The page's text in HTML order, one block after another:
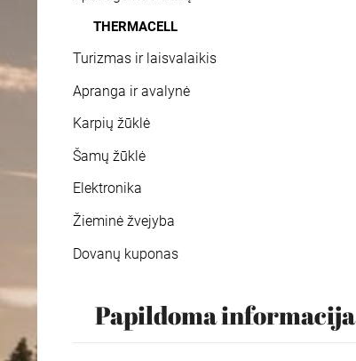
THERMACELL
Turizmas ir laisvalaikis
Apranga ir avalynė
Karpių žūklė
Šamų žūklė
Elektronika
Žieminė žvejyba
Dovanų kuponas
Papildoma informacija